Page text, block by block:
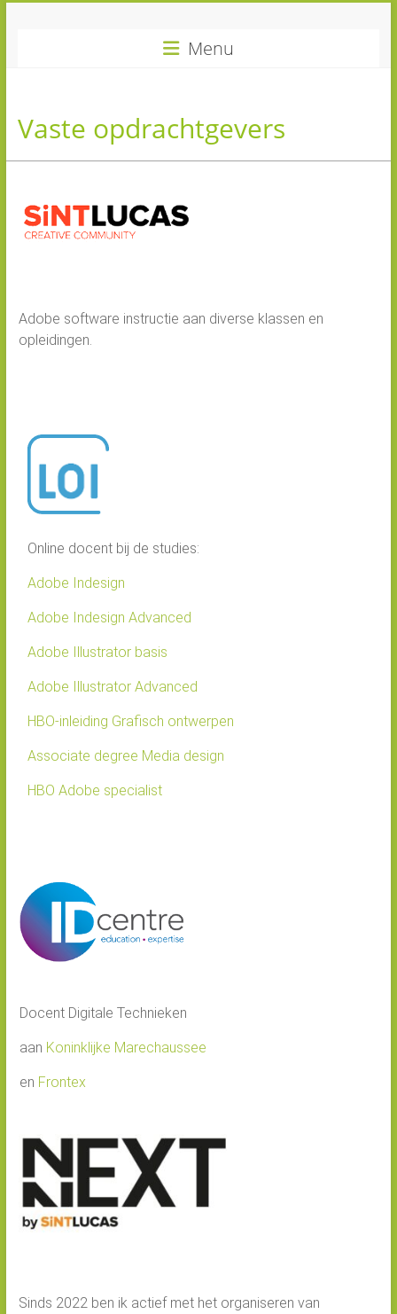
Menu
Vaste opdrachtgevers
Adobe software instructie aan diverse klassen en
opleidingen.
Online docent bij de studies:
Adobe Indesign
Adobe Indesign Advanced
Adobe Illustrator basis
Adobe Illustrator Advanced
HBO-inleiding Grafisch ontwerpen
Associate degree Media design
HBO Adobe specialist
Docent Digitale Technieken
aan Koninklijke Marechaussee
en Frontex
Sinds 2022 ben ik actief met het organiseren van